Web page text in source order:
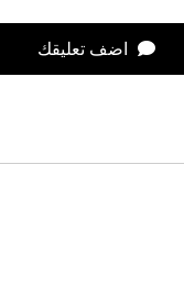
اضف تعليقك